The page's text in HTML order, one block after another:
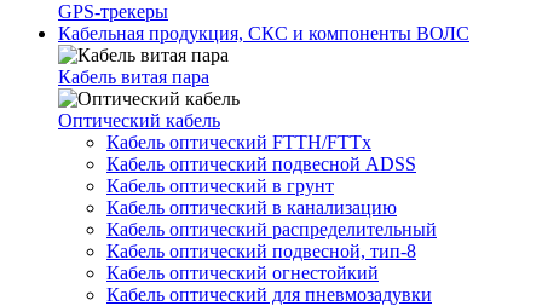
GPS-трекеры
Кабельная продукция, СКС и компоненты ВОЛС
Кабель витая пара
Оптический кабель
Кабель оптический FTTH/FTTx
Кабель оптический подвесной ADSS
Кабель оптический в грунт
Кабель оптический в канализацию
Кабель оптический распределительный
Кабель оптический подвесной, тип-8
Кабель оптический огнестойкий
Кабель оптический для пневмозадувки